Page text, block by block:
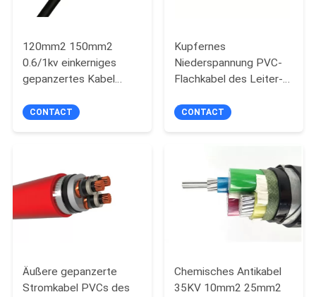
FORDERN
SIE
EIN
ZITAT
PRIVACY
POLICY
120mm2 150mm2
0.6/1kv einkerniges
gepanzertes Kabel
CONTACT
Kupfernes
Niederspannung PVC-
Flachkabel des Leiter-4
CONTACT
Äußere gepanzerte
Stromkabel PVCs des
Chemisches Antikabel
35KV 10mm2 25mm2